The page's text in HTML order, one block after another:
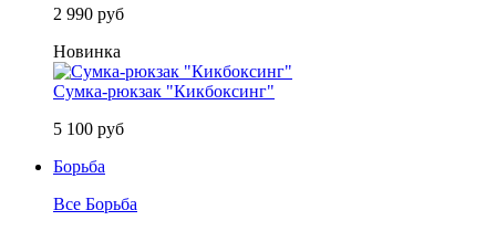
2 990 руб
Новинка
Сумка-рюкзак "Кикбоксинг"
5 100 руб
Борьба
Все Борьба